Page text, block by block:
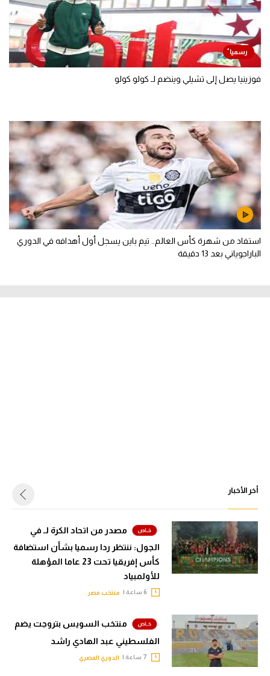
فوزينيا يصل إلى تشيلي وينضم لـ كولو كولو
استفاد من شهرة كأس العالم.. تيم باين يسجل أول أهدافه في الدوري
الباراجوياني بعد 13 دقيقة
أخر الأخبار
مصدر من اتحاد الكرة لـ في
الجول: ننتظر ردا رسميا بشأن استضافة
كأس إفريقيا تحت 23 عاما المؤهلة
للأولمبياد
منتخب مصر
منتخب السويس بتروجت يضم
الفلسطيني عبد الهادي راشد
الدوري المصري